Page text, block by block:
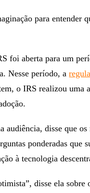
para entender
foi aberta para um
Nesse período, a
o IRS realizou uma
audiência, disse que
ponderadas que
à tecnologia
disse ela